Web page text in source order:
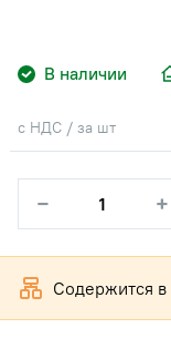
В наличии
с НДС / за шт
− +
Содержится в